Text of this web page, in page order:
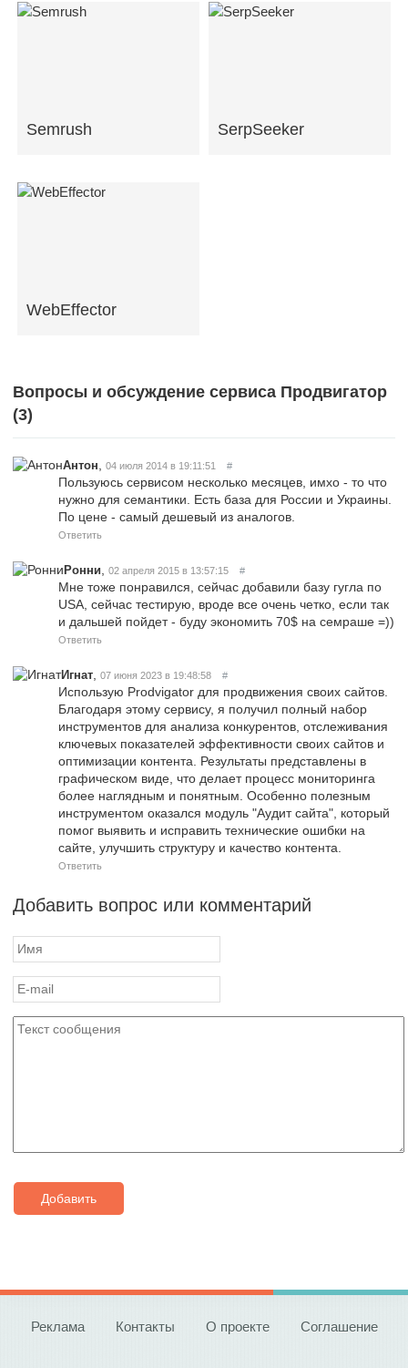
Semrush SerpSeeker
WebEffector
Вопросы и обсуждение сервиса Продвигатор
(3)
Антон 04 июля 2014 в 19:11:51 #
Пользуюсь сервисом несколько месяцев, имхо - то что
нужно для семантики. Есть база для России и Украины.
По цене - самый дешевый из аналогов.
Ответить
Ронни 02 апреля 2015 в 13:57:15 #
Мне тоже понравился, сейчас добавили базу гугла по
USA, сейчас тестирую, вроде все очень четко, если так
и дальшей пойдет - буду экономить 70$ на семраше =))
Ответить
Игнат 07 июня 2023 в 19:48:58 #
Использую Prodvigator для продвижения своих сайтов.
Благодаря этому сервису, я получил полный набор
инструментов для анализа конкурентов, отслеживания
ключевых показателей эффективности своих сайтов и
оптимизации контента. Результаты представлены в
графическом виде, что делает процесс мониторинга
более наглядным и понятным. Особенно полезным
инструментом оказался модуль "Аудит сайта", который
помог выявить и исправить технические ошибки на
сайте, улучшить структуру и качество контента.
Ответить
Добавить вопрос или комментарий
Добавить
Реклама Контакты О проекте Соглашение